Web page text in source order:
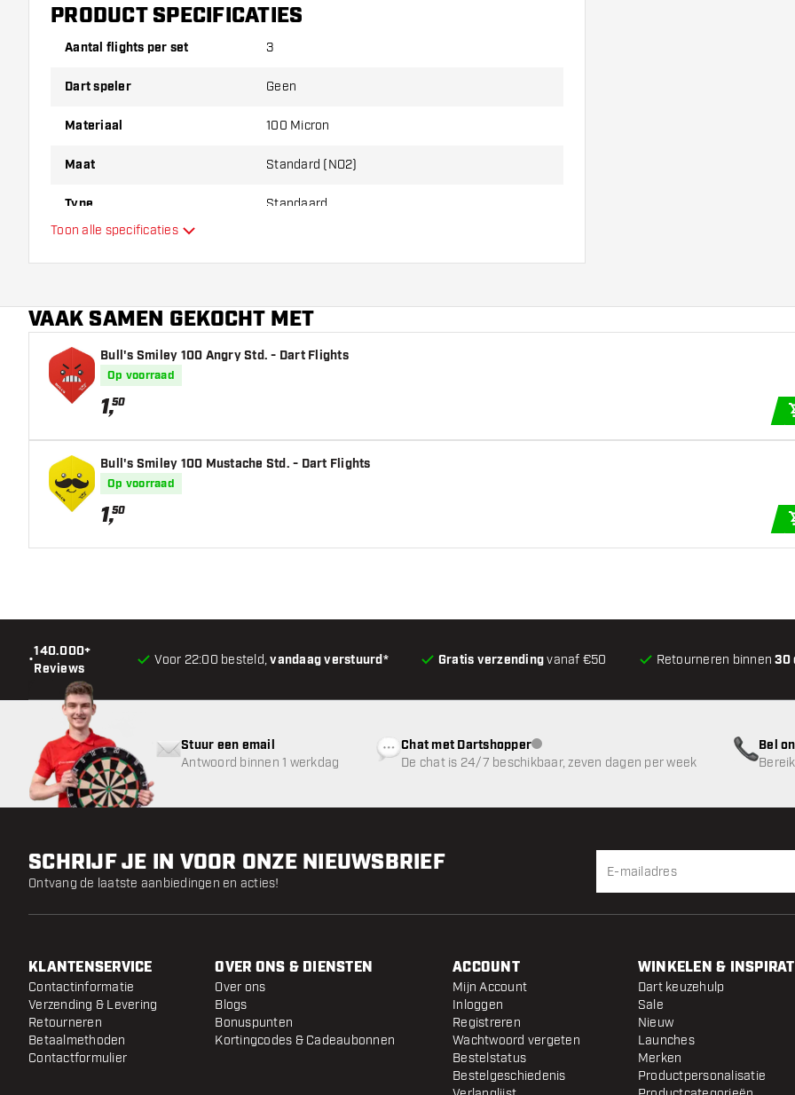
PRODUCT SPECIFICATIES
Aantal flights per set 3
Dart speler Geen
Materiaal 100 Micron
Maat Standard (NO2)
Type Standaard
Toon alle specificaties
VAAK SAMEN GEKOCHT MET
Bull's Smiley 100 Angry Std. - Dart Flights
Op voorraad
1,50
Bull's Smiley 100 Mustache Std. - Dart Flights
Op voorraad
1,50
•
140.000+
Reviews
Voor 22:00 besteld,vandaag verstuurd* Gratis verzendingvanaf €50 Retourneren binnen30
Stuur een email
Antwoord binnen 1 werkdag
Chat met Dartshopperklantenservice niet beschikbaar
De chat is 24/7 beschikbaar, zeven dagen per week
Bel
SCHRIJF JE IN VOOR ONZE NIEUWSBRIEF
Ontvang de laatste aanbiedingen en acties!
KLANTENSERVICE
Contactinformatie
Verzending & Levering
Retourneren
Betaalmethoden
Contactformulier
OVER ONS & DIENSTEN
Over ons
Blogs
Bonuspunten
Kortingcodes & Cadeaubonnen
ACCOUNT
Mijn Account
Inloggen
Registreren
Wachtwoord vergeten
Bestelstatus
Bestelgeschiedenis
WINKELEN &
Dart keuzehulp
Sale
Nieuw
Launches
Merken
Productpersonalisatie